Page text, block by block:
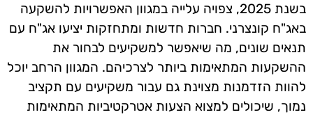
בשנת 2025, צפויה עלייה במגוון האפשרויות להשקעה
באג"ח קונצרני. חברות חדשות ומתחזקות יציעו אג"ח עם
תנאים שונים, מה שיאפשר למשקיעים לבחור את
ההשקעות המתאימות ביותר לצרכיהם. המגוון הרחב יוכל
להוות הזדמנות מצוינת גם עבור משקיעים עם תקציב
נמוך, שיכולים למצוא הצעות אטרקטיביות המתאימות